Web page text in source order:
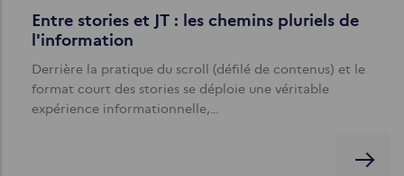
Entre stories et JT : les chemins pluriels de
l'information
Derrière la pratique du scroll (défilé de contenus) et le
format court des stories se déploie une véritable
expérience informationnelle,…